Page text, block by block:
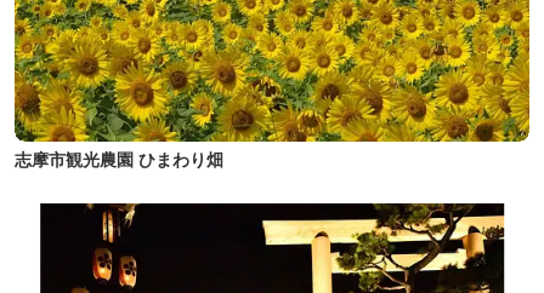
志摩市観光農園 ひまわり畑